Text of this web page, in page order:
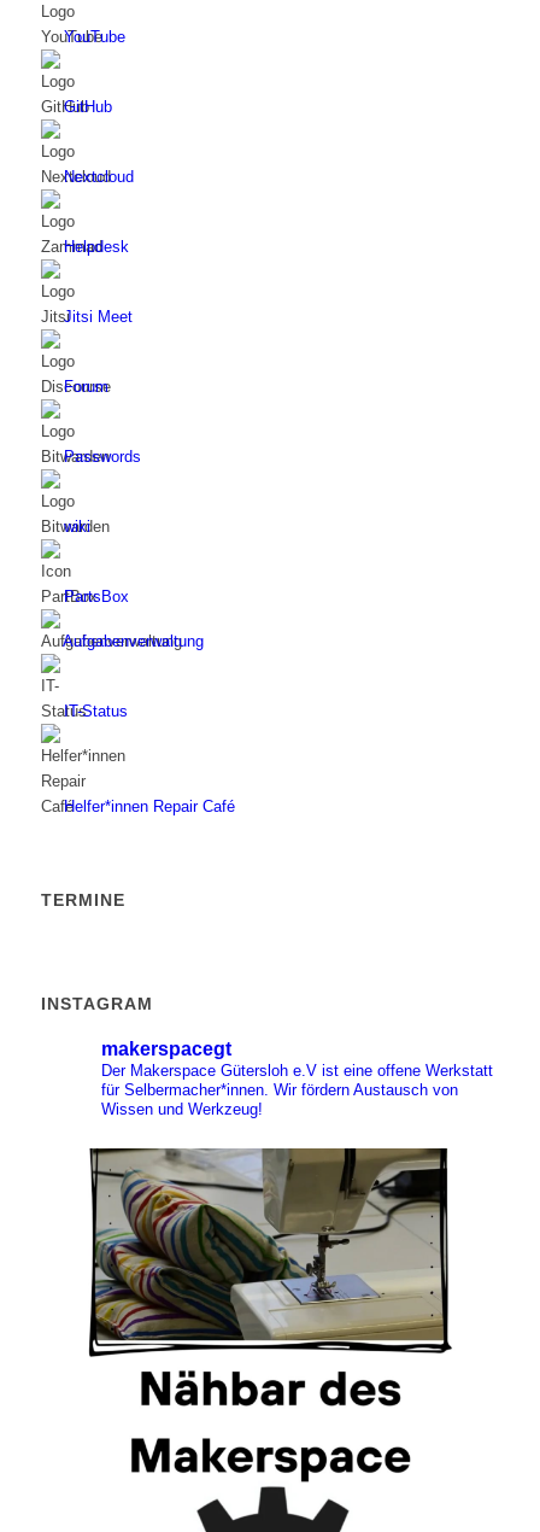
YouTube
GitHub
Nextcloud
Helpdesk
Jitsi Meet
Forum
Passwords
wiki
PartsBox
Aufgabenverwaltung
IT-Status
Helfer*innen Repair Café
TERMINE
INSTAGRAM
makerspacegt
Der Makerspace Gütersloh e.V ist eine offene Werkstatt
für Selbermacher*innen. Wir fördern Austausch von
Wissen und Werkzeug!